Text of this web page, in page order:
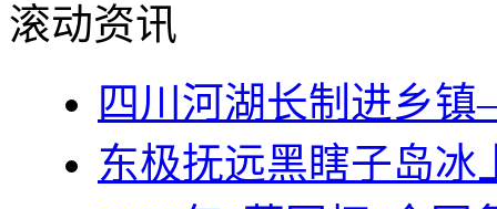
滚动资讯
四川河湖长制进乡
东极抚远黑瞎子岛冰